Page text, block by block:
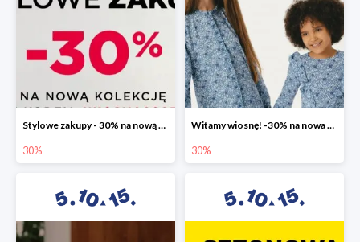
Stylowe zakupy - 30% na nową kolekcję
30%
Witamy wiosnę! -30% na nowa kolekcję
30%